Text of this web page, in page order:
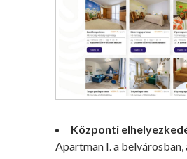
Központi
Apartman I. a belvárosban,